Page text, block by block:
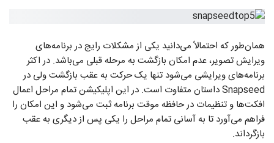
همان‌طور که احتمالاً می‌دانید یکی از مشکلات رایج در برنامه‌های
ویرایش تصویر، عدم امکان بازگشت به مرحله قبلی می‌باشد. در اکثر
برنامه‌های ویرایشی می‌شود تنها یک حرکت به عقب بازگشت ولی در
Snapseed داستان متفاوت است. در این اپلیکیشن تمام مراحل اعمال
افکت‌ها و تنظیمات در حافظه موقت برنامه ثبت می‌شود و این امکان را
فراهم می‌آورد تا به آسانی تمام مراحل را یکی پس از دیگری به عقب
بازگرداند.